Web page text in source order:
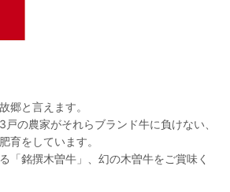
郷と言えます。
の農家がそれらブランド牛に負けない、
育をしています。
「銘撰木曽牛」、幻の木曽牛をご賞味く